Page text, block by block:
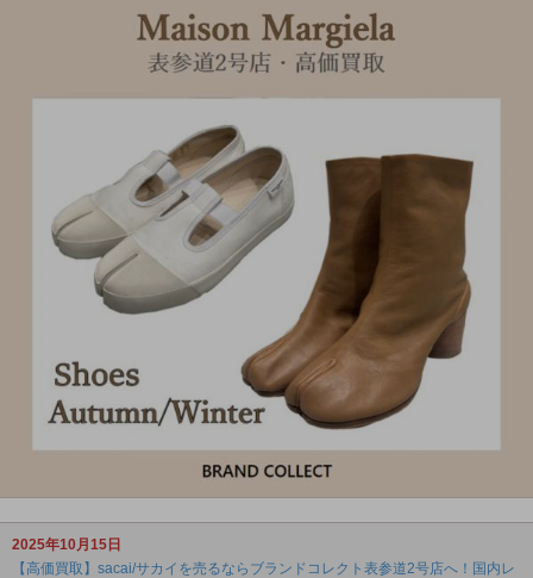
2025年10月15日
【高価買取】sacai/サカイを売るならブランドコレクト表参道2号店へ！国内レ